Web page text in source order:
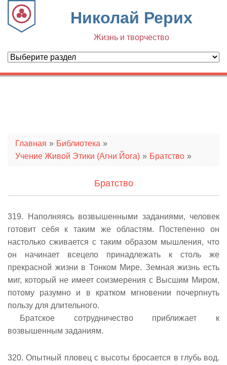
Николай Рерих
Жизнь и творчество
Вы здесь
Главная » Библиотека »
Учение Живой Этики (Агни Йога) » Братство »
Братство
319. Наполняясь возвышенными заданиями, человек
готовит себя к таким же областям. Постепенно он
настолько сживается с таким образом мышления, что
он начинает всецело принадлежать к столь же
прекрасной жизни в Тонком Мире. Земная жизнь есть
миг, который не имеет соизмерения с Высшим Миром,
потому разумно и в кратком мгновении почерпнуть
пользу для длительного.
Братское сотрудничество приближает к
возвышенным заданиям.
320. Опытный пловец с высоты бросается в глубь вод.